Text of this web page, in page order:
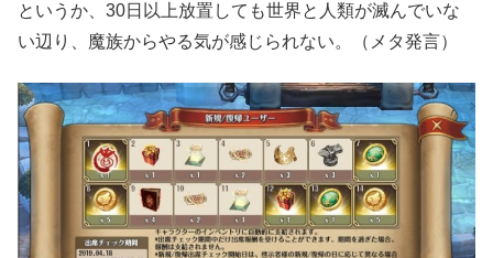
というか、30日以上放置しても世界と人類が滅んでいな
い辺り、魔族からやる気が感じられない。（メタ発言）